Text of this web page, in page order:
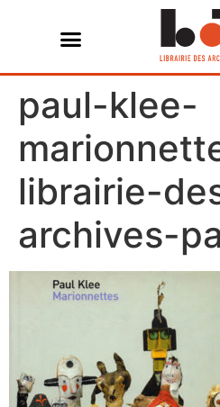
paul-klee-
librairie-
archives-